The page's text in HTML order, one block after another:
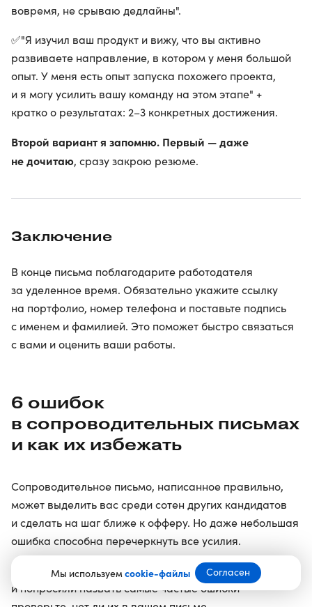
Мы используемcookie-файлы Согласен
вовремя, не срываю дедлайны".
✅"Я изучил ваш продукт и вижу, что вы активно
развиваете направление, в котором у меня большой
опыт. У меня есть опыт запуска похожего проекта,
и я могу усилить вашу команду на этом этапе" +
кратко о результатах: 2–3 конкретных достижения.
Второй вариант я запомню. Первый — даже
не дочитаю, сразу закрою резюме.
Заключение
В конце письма поблагодарите работодателя
за уделенное время. Обязательно укажите ссылку
на портфолио, номер телефона и поставьте подпись
с именем и фамилией. Это поможет быстро связаться
с вами и оценить ваши работы.
6 ошибок
в сопроводительных письмах
и как их избежать
Сопроводительное письмо, написанное правильно,
может выделить вас среди сотен других кандидатов
и сделать на шаг ближе к офферу. Но даже небольшая
ошибка способна перечеркнуть все усилия.
Мы собрали советы карьерных экспертов
и попросили назвать самые частые ошибки —